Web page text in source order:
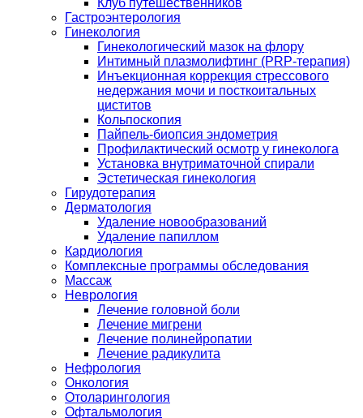
Клуб путешественников
Гастроэнтерология
Гинекология
Гинекологический мазок на флору
Интимный плазмолифтинг (PRP-терапия)
Инъекционная коррекция стрессового
недержания мочи и посткоитальных
циститов
Кольпоскопия
Пайпель-биопсия эндометрия
Профилактический осмотр у гинеколога
Установка внутриматочной спирали
Эстетическая гинекология
Гирудотерапия
Дерматология
Удаление новообразований
Удаление папиллом
Кардиология
Комплексные программы обследования
Массаж
Неврология
Лечение головной боли
Лечение мигрени
Лечение полинейропатии
Лечение радикулита
Нефрология
Онкология
Отоларингология
Офтальмология